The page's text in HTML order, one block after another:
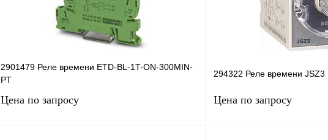
2901479 Реле времени ETD-BL-1T-ON-300MIN-
PT
Цена по запросу
294322 Реле времени JSZ3
Цена по запросу